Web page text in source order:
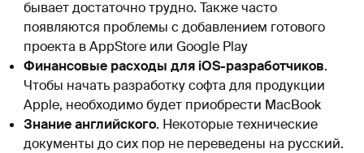
бывает достаточно трудно. Также часто
появляются проблемы с добавлением готового
проекта в AppStore или Google Play
Финансовые расходы для iOS-разработчиков.
Чтобы начать разработку софта для продукции
Apple, необходимо будет приобрести MacBook
Знание английского. Некоторые технические
документы до сих пор не переведены на русский.